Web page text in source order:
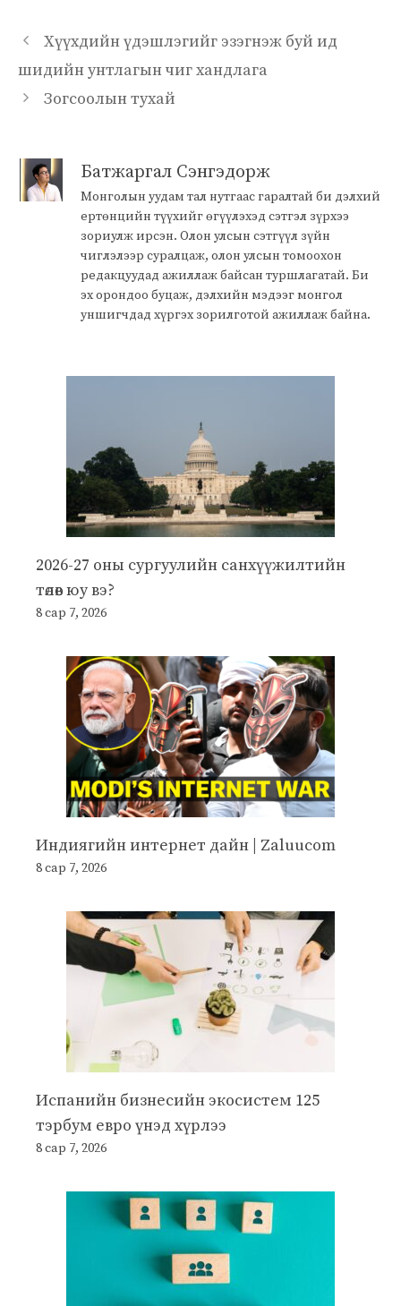
Хүүхдийн үдэшлэгийг эзэгнэж буй ид
шидийн унтлагын чиг хандлага
Зогсоолын тухай
Батжаргал Сэнгэдорж
Монголын уудам тал нутгаас гаралтай би дэлхий
ертөнцийн түүхийг өгүүлэхэд сэтгэл зүрхээ
зориулж ирсэн. Олон улсын сэтгүүл зүйн
чиглэлээр суралцаж, олон улсын томоохон
редакцуудад ажиллаж байсан туршлагатай. Би
эх орондоо буцаж, дэлхийн мэдээг монгол
уншигчдад хүргэх зорилготой ажиллаж байна.
2026-27 оны сургуулийн санхүүжилтийн
төлөв юу вэ?
8 сар 7, 2026
Индиягийн интернет дайн | Zaluucom
8 сар 7, 2026
Испанийн бизнесийн экосистем 125
тэрбум евро үнэд хүрлээ
8 сар 7, 2026